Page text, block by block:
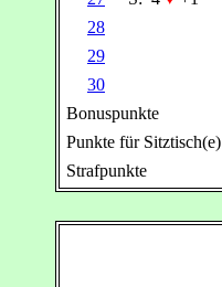
28
29
30
Bonuspunkte
Punkte für Sitztisch(e)
Strafpunkte